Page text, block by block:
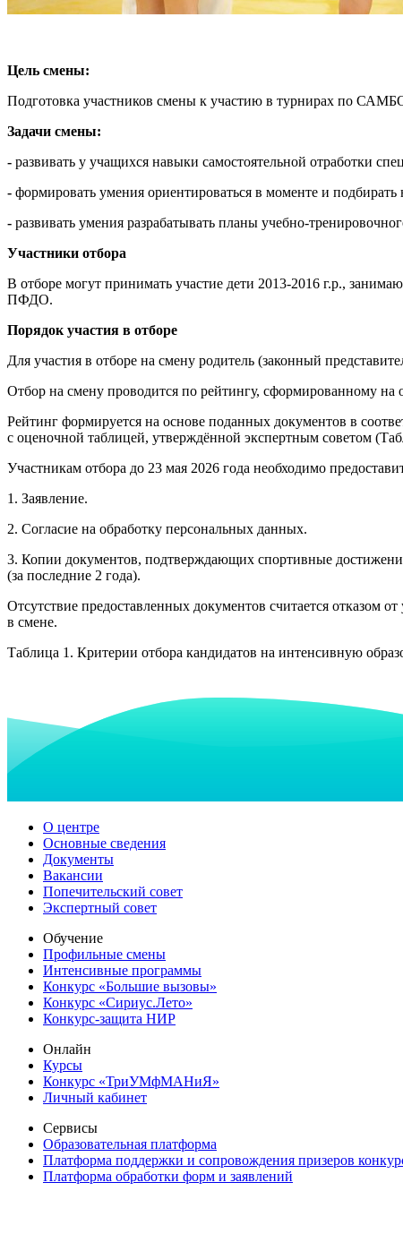
Цель смены:
Подготовка участников смены к участию в турнирах по
Задачи смены:
- развивать у учащихся навыки самостоятельной отработки
- формировать умения ориентироваться в моменте и
- развивать умения разрабатывать планы учебно-
Участники отбора
В отборе могут принимать участие дети 2013-2016 г.р.,
ПФДО.
Порядок участия в отборе
Для участия в отборе на смену родитель (законный
Отбор на смену проводится по рейтингу, сформированному
Рейтинг формируется на основе поданных документов в
с оценочной таблицей, утверждённой экспертным советом
Участникам отбора до 23 мая 2026 года необходимо
1. Заявление.
2. Согласие на обработку персональных данных.
3. Копии документов, подтверждающих спортивные
(за последние 2 года).
Отсутствие предоставленных документов считается отказом от
в смене.
Таблица 1. Критерии отбора кандидатов на интенсивную
О центре
Основные сведения
Документы
Вакансии
Попечительский совет
Экспертный совет
Обучение
Профильные смены
Интенсивные программы
Конкурс «Большие вызовы»
Конкурс «Сириус.Лето»
Конкурс-защита НИР
Онлайн
Курсы
Конкурс «ТриУМфМАНиЯ»
Личный кабинет
Сервисы
Образовательная платформа
Платформа поддержки и сопровождения призеров
Платформа обработки форм и заявлений